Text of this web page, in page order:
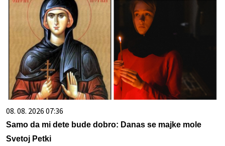
08. 08. 2026 07:36
Samo da mi dete bude dobro: Danas se majke mole
Svetoj Petki